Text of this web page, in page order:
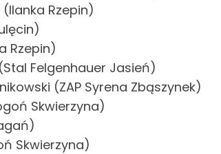
Rzepin)
Rzepin)
Felgenhauer Jasień)
(ZAP Syrena Zbąszynek)
Skwierzyna)
Skwierzyna)